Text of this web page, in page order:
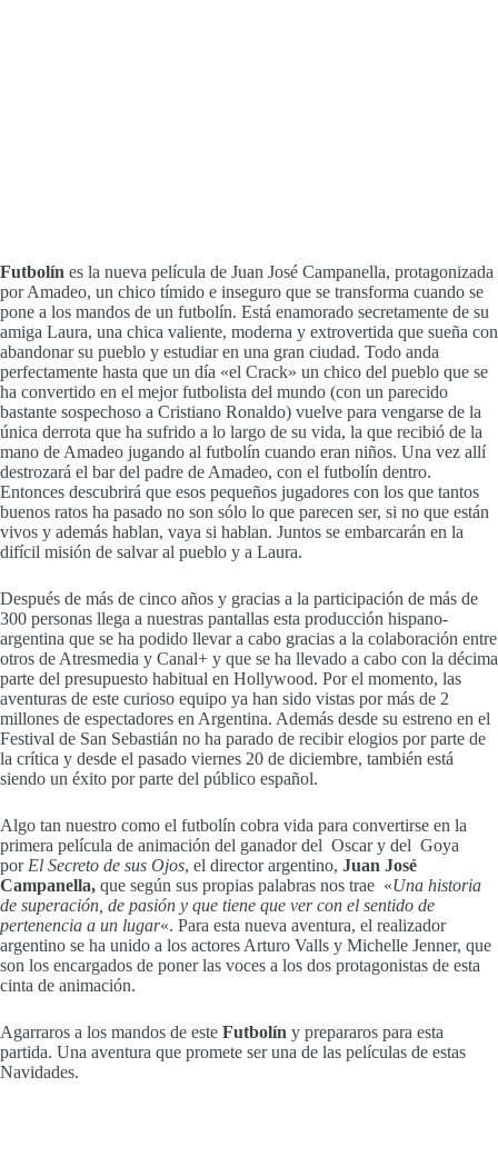
Futbolín es la nueva película de Juan José Campanella, protagonizada
por Amadeo, un chico tímido e inseguro que se transforma cuando se
pone a los mandos de un futbolín. Está enamorado secretamente de su
amiga Laura, una chica valiente, moderna y extrovertida que sueña con
abandonar su pueblo y estudiar en una gran ciudad. Todo anda
perfectamente hasta que un día «el Crack» un chico del pueblo que se
ha convertido en el mejor futbolista del mundo (con un parecido
bastante sospechoso a Cristiano Ronaldo) vuelve para vengarse de la
única derrota que ha sufrido a lo largo de su vida, la que recibió de la
mano de Amadeo jugando al futbolín cuando eran niños. Una vez allí
destrozará el bar del padre de Amadeo, con el futbolín dentro.
Entonces descubrirá que esos pequeños jugadores con los que tantos
buenos ratos ha pasado no son sólo lo que parecen ser, si no que están
vivos y además hablan, vaya si hablan. Juntos se embarcarán en la
difícil misión de salvar al pueblo y a Laura.
Después de más de cinco años y gracias a la participación de más de
300 personas llega a nuestras pantallas esta producción hispano-
argentina que se ha podido llevar a cabo gracias a la colaboración entre
otros de Atresmedia y Canal+ y que se ha llevado a cabo con la décima
parte del presupuesto habitual en Hollywood. Por el momento, las
aventuras de este curioso equipo ya han sido vistas por más de 2
millones de espectadores en Argentina. Además desde su estreno en el
Festival de San Sebastián no ha parado de recibir elogios por parte de
la crítica y desde el pasado viernes 20 de diciembre, también está
siendo un éxito por parte del público español.
Algo tan nuestro como el futbolín cobra vida para convertirse en la
primera película de animación del ganador del Oscar y del Goya
por El Secreto de sus Ojos, el director argentino, Juan José
Campanella, que según sus propias palabras nos trae «Una historia
de superación, de pasión y que tiene que ver con el sentido de
pertenencia a un lugar«. Para esta nueva aventura, el realizador
argentino se ha unido a los actores Arturo Valls y Michelle Jenner, que
son los encargados de poner las voces a los dos protagonistas de esta
cinta de animación.
Agarraros a los mandos de este Futbolín y prepararos para esta
partida. Una aventura que promete ser una de las películas de estas
Navidades.